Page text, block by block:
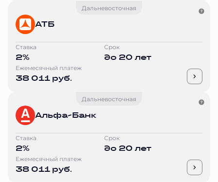
Дальневосточная
АТБ
Ставка
2%
Срок
до 20 лет
Ежемесячный платеж
38 011 руб.
Дальневосточная
Альфа-Банк
Ставка
2%
Срок
до 20 лет
Ежемесячный платеж
38 011 руб.